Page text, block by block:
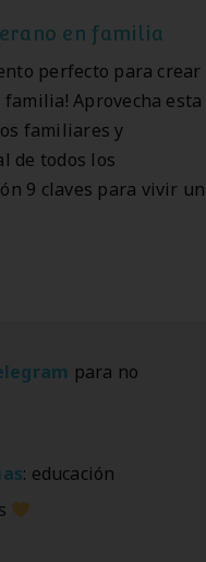
en familia
perfecto para crear
Aprovecha esta
familiares y
de todos los
9 claves para vivir un
para no
: educación